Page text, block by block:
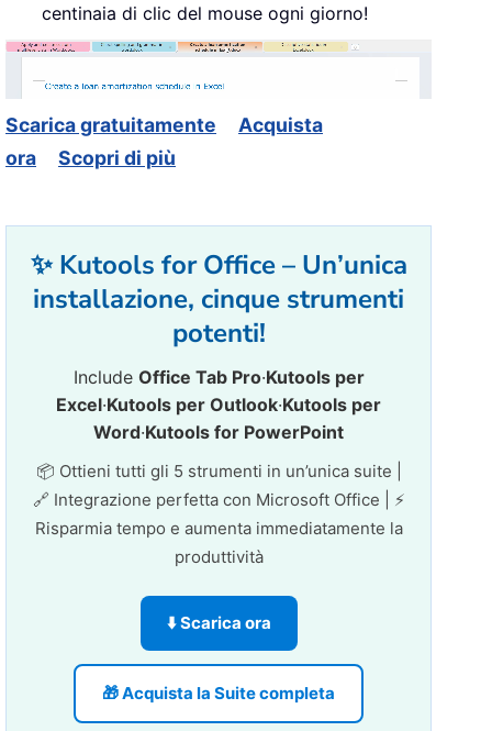
centinaia di clic del mouse ogni giorno!
Scarica gratuitamente
Acquista
ora
Scopri di più
✨ Kutools for Office – Un’unica
installazione, cinque strumenti
potenti!
Include Office Tab Pro·Kutools per
Excel·Kutools per Outlook·Kutools per
Word·Kutools for PowerPoint
📦 Ottieni tutti gli 5 strumenti in un’unica suite |
🔗 Integrazione perfetta con Microsoft Office | ⚡
Risparmia tempo e aumenta immediatamente la
produttività
⬇️ Scarica ora
🎁 Acquista la Suite completa